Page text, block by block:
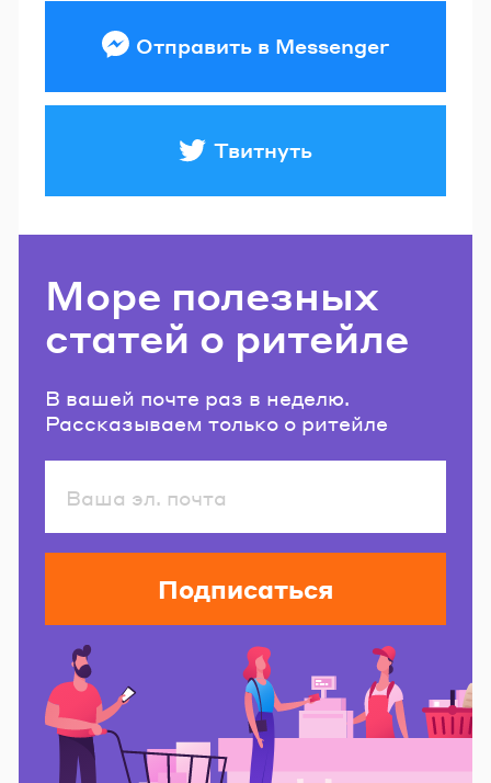
Отправить в Messenger
Твитнуть
Море полезных
статей о ритейле
В вашей почте раз в неделю.
Рассказываем только о ритейле
Подписаться